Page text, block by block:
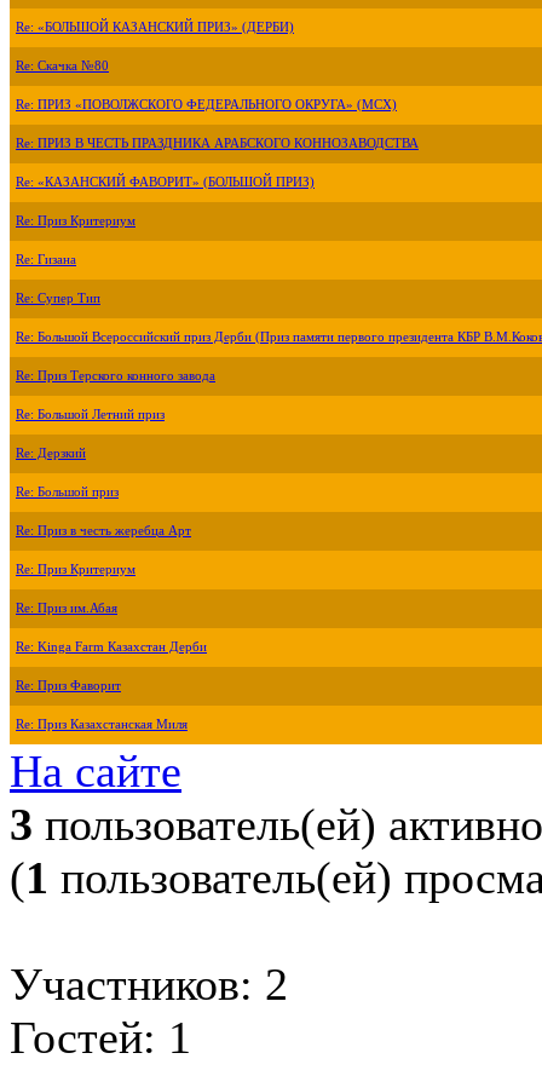
Re: «БОЛЬШОЙ КАЗАНСКИЙ ПРИЗ» (ДЕРБИ)
Re: Скачка №80
Re: ПРИЗ «ПОВОЛЖСКОГО ФЕДЕРАЛЬНОГО ОКРУГА» (МСХ)
Re: ПРИЗ В ЧЕСТЬ ПРАЗДНИКА АРАБСКОГО КОННОЗАВОДСТВА
Re: «КАЗАНСКИЙ ФАВОРИТ» (БОЛЬШОЙ ПРИЗ)
Re: Приз Критериум
Re: Гизана
Re: Супер Тип
Re: Большой Всероссийский приз Дерби (Приз памяти первого президента КБР
Re: Приз Терского конного завода
Re: Большой Летний приз
Re: Дерзкий
Re: Большой приз
Re: Приз в честь жеребца Арт
Re: Приз Критериум
Re: Приз им.Абая
Re: Kinga Farm Казахстан Дерби
Re: Приз Фаворит
Re: Приз Казахстанская Миля
На сайте
3 пользователь(ей) активно
(1 пользователь(ей)
Участников: 2
Гостей: 1